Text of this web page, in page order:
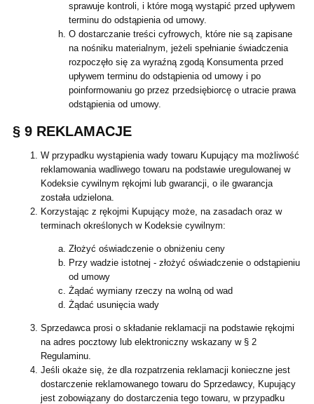
sprawuje kontroli, i które mogą wystąpić przed upływem
terminu do odstąpienia od umowy.
O dostarczanie treści cyfrowych, które nie są zapisane
na nośniku materialnym, jeżeli spełnianie świadczenia
rozpoczęło się za wyraźną zgodą Konsumenta przed
upływem terminu do odstąpienia od umowy i po
poinformowaniu go przez przedsiębiorcę o utracie prawa
odstąpienia od umowy.
§ 9 REKLAMACJE
W przypadku wystąpienia wady towaru Kupujący ma możliwość
reklamowania wadliwego towaru na podstawie uregulowanej w
Kodeksie cywilnym rękojmi lub gwarancji, o ile gwarancja
została udzielona.
Korzystając z rękojmi Kupujący może, na zasadach oraz w
terminach określonych w Kodeksie cywilnym:
Złożyć oświadczenie o obniżeniu ceny
Przy wadzie istotnej - złożyć oświadczenie o odstąpieniu
od umowy
Żądać wymiany rzeczy na wolną od wad
Żądać usunięcia wady
Sprzedawca prosi o składanie reklamacji na podstawie rękojmi
na adres pocztowy lub elektroniczny wskazany w § 2
Regulaminu.
Jeśli okaże się, że dla rozpatrzenia reklamacji konieczne jest
dostarczenie reklamowanego towaru do Sprzedawcy, Kupujący
jest zobowiązany do dostarczenia tego towaru, w przypadku